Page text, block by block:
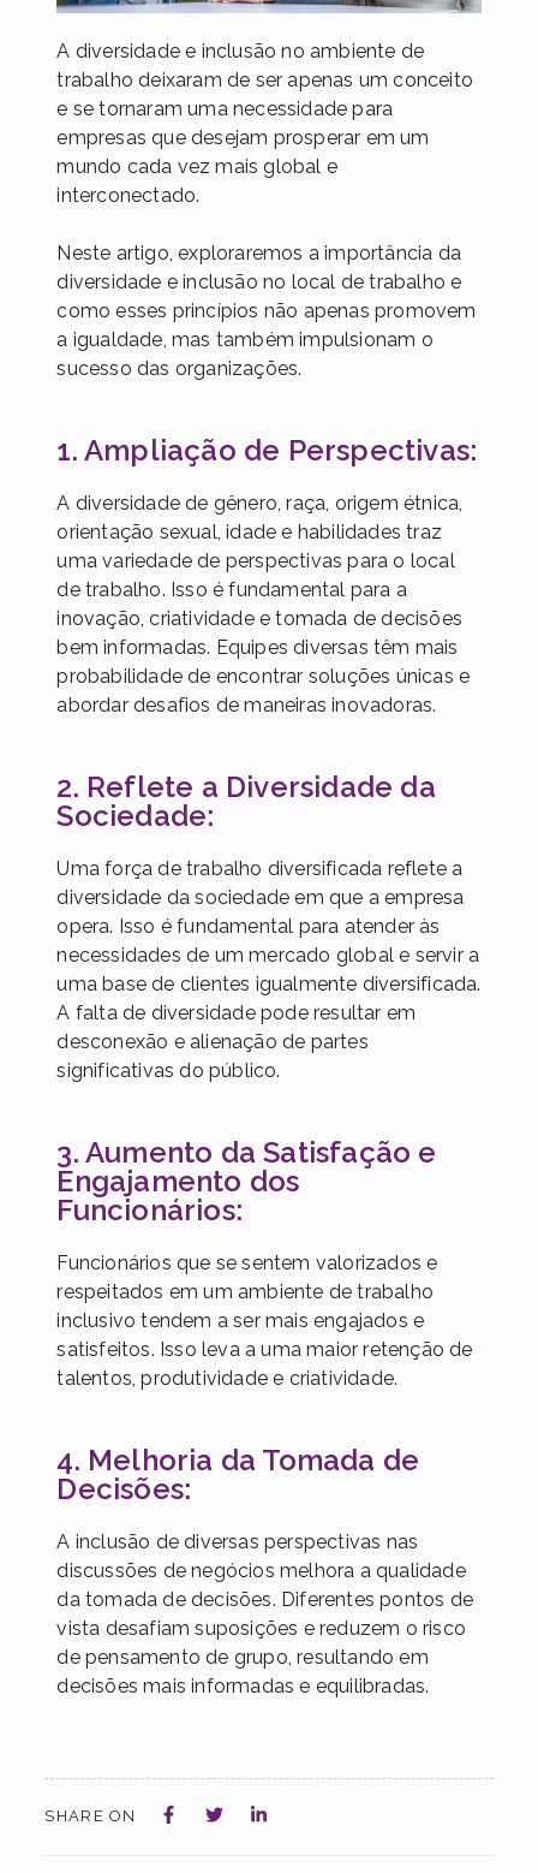
A diversidade e inclusão no ambiente de
trabalho deixaram de ser apenas um conceito
e se tornaram uma necessidade para
empresas que desejam prosperar em um
mundo cada vez mais global e
interconectado.
Neste artigo, exploraremos a importância da
diversidade e inclusão no local de trabalho e
como esses princípios não apenas promovem
a igualdade, mas também impulsionam o
sucesso das organizações.
1. Ampliação de Perspectivas:
A diversidade de gênero, raça, origem étnica,
orientação sexual, idade e habilidades traz
uma variedade de perspectivas para o local
de trabalho. Isso é fundamental para a
inovação, criatividade e tomada de decisões
bem informadas. Equipes diversas têm mais
probabilidade de encontrar soluções únicas e
abordar desafios de maneiras inovadoras.
2. Reflete a Diversidade da
Sociedade:
Uma força de trabalho diversificada reflete a
diversidade da sociedade em que a empresa
opera. Isso é fundamental para atender às
necessidades de um mercado global e servir a
uma base de clientes igualmente diversificada.
A falta de diversidade pode resultar em
desconexão e alienação de partes
significativas do público.
3. Aumento da Satisfação e
Engajamento dos
Funcionários:
Funcionários que se sentem valorizados e
respeitados em um ambiente de trabalho
inclusivo tendem a ser mais engajados e
satisfeitos. Isso leva a uma maior retenção de
talentos, produtividade e criatividade.
4. Melhoria da Tomada de
Decisões:
A inclusão de diversas perspectivas nas
discussões de negócios melhora a qualidade
da tomada de decisões. Diferentes pontos de
vista desafiam suposições e reduzem o risco
de pensamento de grupo, resultando em
decisões mais informadas e equilibradas.
SHARE ON